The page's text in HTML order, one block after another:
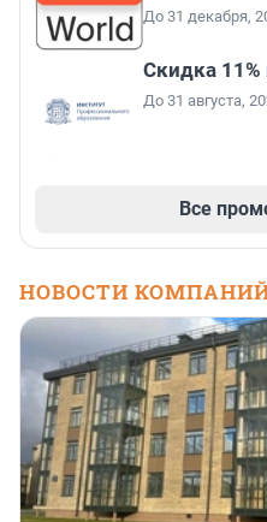
До 31 декабря,
Скидка 11%
До 31 августа,
Все
НОВОСТИ